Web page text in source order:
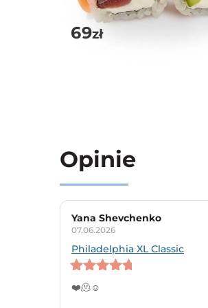
69zł
Opinie
Yana Shevchenko
07.06.2026
Philadelphia XL Classic
5out of 5
❤️🫠☺️